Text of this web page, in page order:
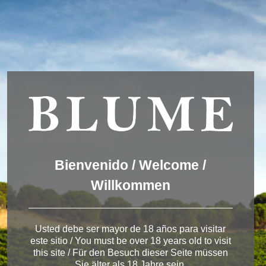
DEUTSCH
ESPAÑOL
< Winery in Rueda
Wir verwenden Cookies, um dir die bestmögliche Erfahrung auf
unserer Website zu bieten.
You can find out more about which cookies we are using or
Bienvenido / Welcome /
Willkommen
Usted debe ser mayor de 18 años para visitar
este sitio / You must be over 18 years old to visit
this site / Für den Besuch dieser Seite müssen